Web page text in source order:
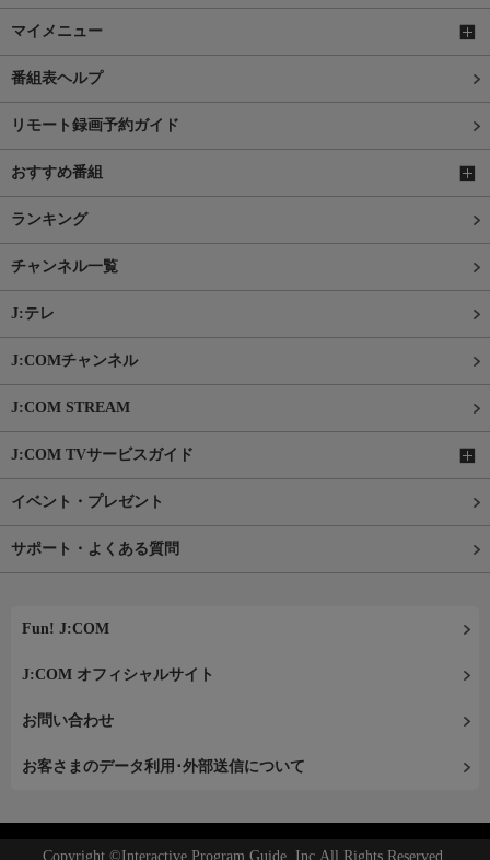
マイメニュー
番組表ヘルプ
リモート録画予約ガイド
おすすめ番組
ランキング
チャンネル一覧
J:テレ
J:COMチャンネル
J:COM STREAM
J:COM TVサービスガイド
イベント・プレゼント
サポート・よくある質問
Fun! J:COM
J:COM オフィシャルサイト
お問い合わせ
お客さまのデータ利用･外部送信について
Copyright ©Interactive Program Guide, Inc.All Rights Reserved.